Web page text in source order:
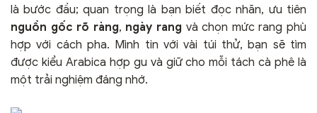
là bước đầu; quan trọng là bạn biết đọc nhãn, ưu tiên
nguồn gốc rõ ràng, ngày rang và chọn mức rang phù
hợp với cách pha. Mình tin với vài túi thử, bạn sẽ tìm
được kiểu Arabica hợp gu và giữ cho mỗi tách cà phê là
một trải nghiệm đáng nhớ.